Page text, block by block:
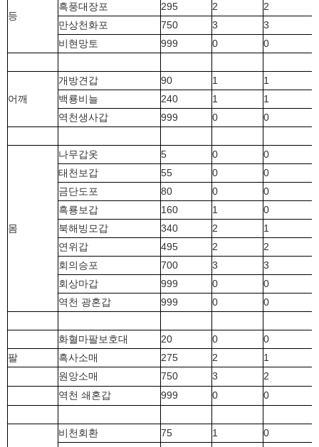
등
흑풍대장포
295 2 2
만상천화포
750 3 3
비현망토
999 0 0
어깨
개방견갑 90 1 1
백룡비늘
240 1 1
역천생사갑
999 0 0
몸
나무갑옷 5 0 0
태천보갑
55 0 0
금단도포
80 0 0
흑룡보갑
160 1 0
북해빙모갑
340 2 1
연위갑
495 2 2
회의승포
700 3 3
회상마갑
999 0 0
역천 광혼갑
999 0 0
화혈마팔보호대 20 0 0
팔
흑사소매 275 2 1
원앙소매
750 3 2
역천 쇄혼갑
999 0 0
비천회환 75 1 0